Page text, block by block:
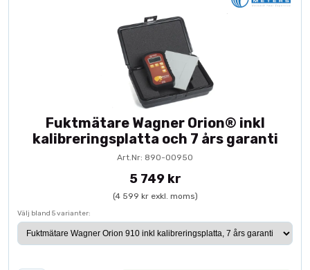
Fuktmätare Wagner Orion® inkl
kalibreringsplatta och 7 års garanti
Art.Nr: 890-00950
5 749 kr
(4 599 kr exkl. moms)
Välj bland 5 varianter: